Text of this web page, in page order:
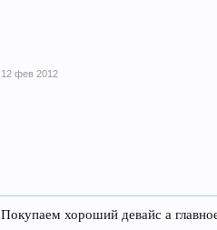
12 фев 2012
Покупаем хороший девайс а